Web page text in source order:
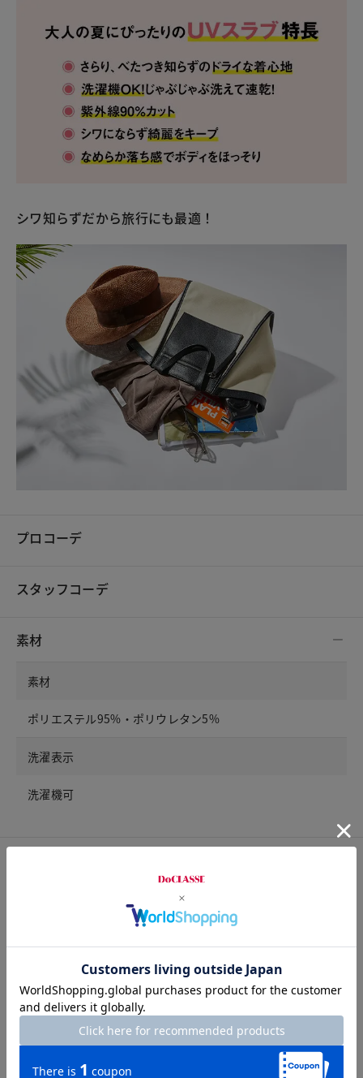
シワ知らずだから旅行にも最適！
プロコーデ
スタッフコーデ
素材
素材
ポリエステル95%・ポリウレタン5%
洗濯表示
洗濯機可
着丈 バスト
S 54 94 36 54
M 55 98 37 54
56 102 38
XL 57 54.5